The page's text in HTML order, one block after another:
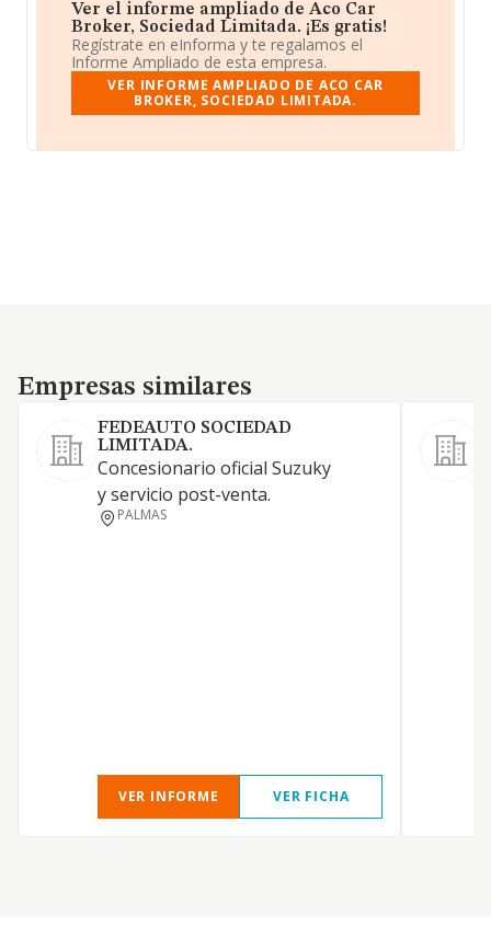
Ver el informe ampliado de Aco Car
Broker, Sociedad Limitada. ¡Es gratis!
Regístrate en eInforma y te regalamos el
Informe Ampliado de esta empresa.
VER INFORME AMPLIADO DE ACO CAR
BROKER, SOCIEDAD LIMITADA.
Empresas similares
Empresas similares
FEDEAUTO SOCIEDAD
LIMITADA.
Concesionario oficial Suzuky
y servicio post-venta.
PALMAS
VER INFORME VER FICHA